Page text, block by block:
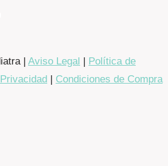
| Aviso Legal
Política de
Condiciones de Compra